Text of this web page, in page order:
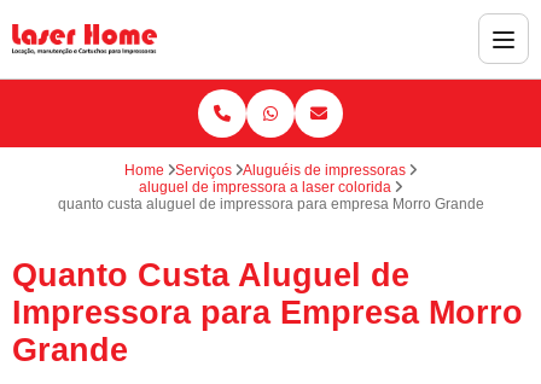
Home Serviços
Aluguéis de impressoras
aluguel de impressora a laser colorida
quanto custa aluguel de impressora para empresa Morro Grande
Quanto Custa Aluguel de
Impressora para Empresa Morro
Grande